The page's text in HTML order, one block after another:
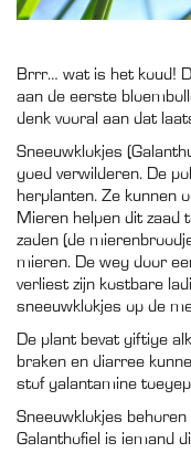
Brrr… wat is het koud!
aan de eerste
denk vooral aan dat
Sneeuwklokjes
goed verwilderen. De
herplanten. Ze kunnen
Mieren helpen dit zaad
zaden (de
mieren. De weg door
verliest zijn kostbare
sneeuwklokjes op de
De plant bevat giftige
braken en diarree
stof galantamine
Sneeuwklokjes
Galanthofiel is iemand